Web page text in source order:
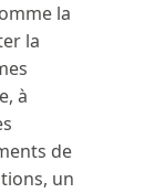
la
la
à
de
un